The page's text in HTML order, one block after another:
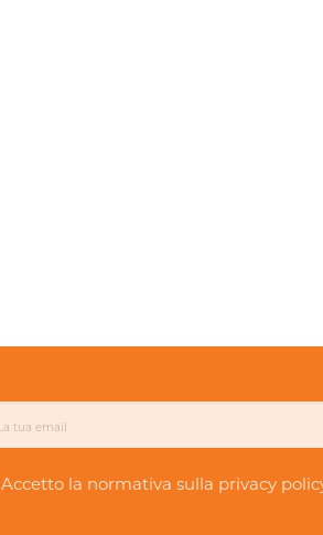
Accetto la normativa sulla privacy